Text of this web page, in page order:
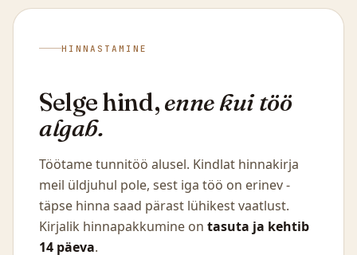
HINNASTAMINE
Selge hind,enne kui töö
algab.
Töötame tunnitöö alusel. Kindlat hinnakirja
meil üldjuhul pole, sest iga töö on erinev -
täpse hinna saad pärast lühikest vaatlust.
Kirjalik hinnapakkumine on tasuta ja kehtib
14 päeva.